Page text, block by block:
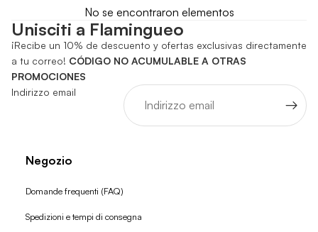
No se encontraron elementos
Unisciti a Flamingueo
¡Recibe un 10% de descuento y ofertas exclusivas directamente
a tu correo! CÓDIGO NO ACUMULABLE A OTRAS
PROMOCIONES
Indirizzo email
Negozio
Domande frequenti (FAQ)
Spedizioni e tempi di consegna